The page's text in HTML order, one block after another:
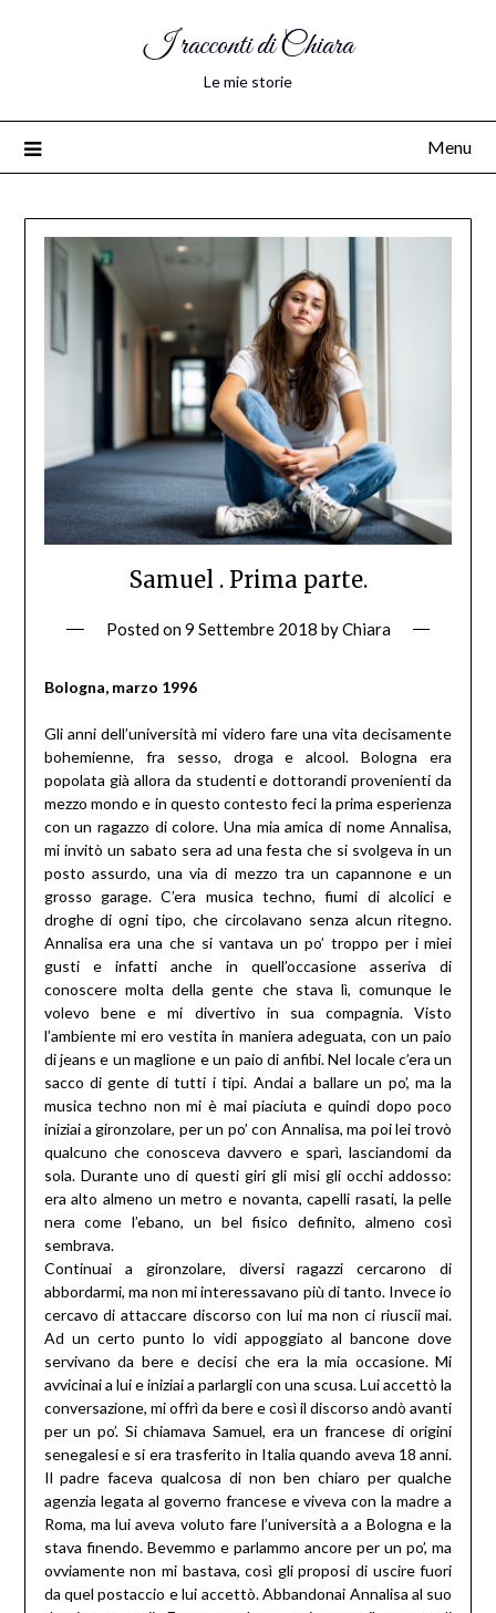
I racconti di Chiara
Le mie storie
Menu
Samuel . Prima parte.
Posted on9 Settembre 2018 byChiara
Bologna, marzo 1996
Gli anni dell’università mi videro fare una vita decisamente
bohemienne, fra sesso, droga e alcool. Bologna era
popolata già allora da studenti e dottorandi provenienti da
mezzo mondo e in questo contesto feci la prima esperienza
con un ragazzo di colore. Una mia amica di nome Annalisa,
mi invitò un sabato sera ad una festa che si svolgeva in un
posto assurdo, una via di mezzo tra un capannone e un
grosso garage. C’era musica techno, fiumi di alcolici e
droghe di ogni tipo, che circolavano senza alcun ritegno.
Annalisa era una che si vantava un po’ troppo per i miei
gusti e infatti anche in quell’occasione asseriva di
conoscere molta della gente che stava lì, comunque le
volevo bene e mi divertivo in sua compagnia. Visto
l’ambiente mi ero vestita in maniera adeguata, con un paio
di jeans e un maglione e un paio di anfibi. Nel locale c’era un
sacco di gente di tutti i tipi. Andai a ballare un po’, ma la
musica techno non mi è mai piaciuta e quindi dopo poco
iniziai a gironzolare, per un po’ con Annalisa, ma poi lei trovò
qualcuno che conosceva davvero e sparì, lasciandomi da
sola. Durante uno di questi giri gli misi gli occhi addosso:
era alto almeno un metro e novanta, capelli rasati, la pelle
nera come l’ebano, un bel fisico definito, almeno così
sembrava.
Continuai a gironzolare, diversi ragazzi cercarono di
abbordarmi, ma non mi interessavano più di tanto. Invece io
cercavo di attaccare discorso con lui ma non ci riuscii mai.
Ad un certo punto lo vidi appoggiato al bancone dove
servivano da bere e decisi che era la mia occasione. Mi
avvicinai a lui e iniziai a parlargli con una scusa. Lui accettò la
conversazione, mi offrì da bere e così il discorso andò avanti
per un po’. Si chiamava Samuel, era un francese di origini
senegalesi e si era trasferito in Italia quando aveva 18 anni.
Il padre faceva qualcosa di non ben chiaro per qualche
agenzia legata al governo francese e viveva con la madre a
Roma, ma lui aveva voluto fare l’università a a Bologna e la
stava finendo. Bevemmo e parlammo ancore per un po’, ma
ovviamente non mi bastava, così gli proposi di uscire fuori
da quel postaccio e lui accettò. Abbandonai Annalisa al suo